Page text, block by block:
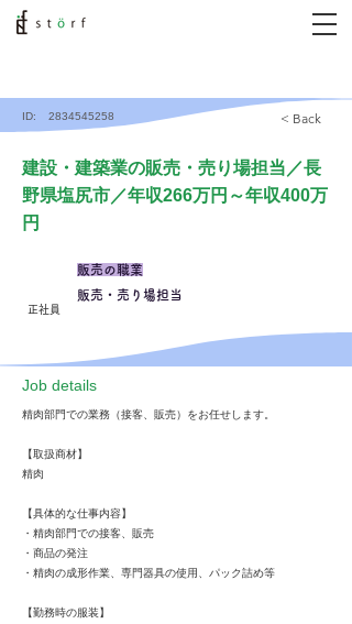
ID: 2834545258 < Back
建設・建築業の販売・売り場担当／長
野県塩尻市／年収266万円～年収400万
円
正社員
販売の職業
販売・売り場担当
​Job details
精肉部門での業務（接客、販売）をお任せします。
【取扱商材】
精肉
【具体的な仕事内容】
・精肉部門での接客、販売
・商品の発注
・精肉の成形作業、専門器具の使用、パック詰め等
【勤務時の服装】